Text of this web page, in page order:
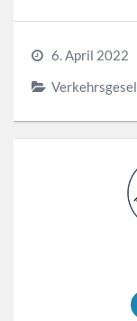
6. April 2022